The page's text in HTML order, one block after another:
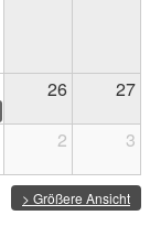
26 27
2 3
> Größere Ansicht